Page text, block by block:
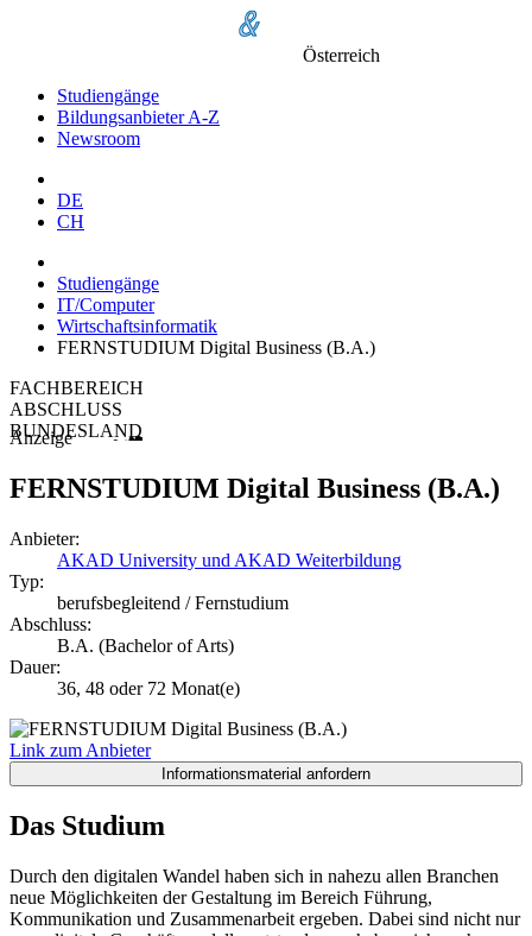
Österreich
Studiengänge
Bildungsanbieter A-Z
Newsroom
DE
CH
Studiengänge
IT/Computer
Wirtschaftsinformatik
FERNSTUDIUM Digital Business (B.A.)
FACHBEREICH
ABSCHLUSS
BUNDESLAND
Anzeige
FERNSTUDIUM Digital Business (B.A.)
Anbieter:
AKAD University und AKAD Weiterbildung
Typ:
berufsbegleitend / Fernstudium
Abschluss:
B.A. (Bachelor of Arts)
Dauer:
36, 48 oder 72 Monat(e)
Link zum Anbieter
Das Studium
Durch den digitalen Wandel haben sich in nahezu allen Branchen
neue Möglichkeiten der Gestaltung im Bereich Führung,
Kommunikation und Zusammenarbeit ergeben. Dabei sind nicht nur